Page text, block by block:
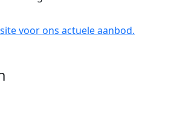
voor ons actuele aanbod.